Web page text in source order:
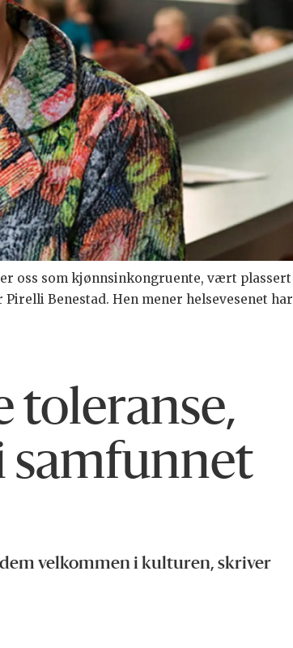
oss som kjønnsinkongruente, vært plassert
Benestad. Hen mener helsevesenet har
toleranse,
samfunnet
velkommen i kulturen, skriver